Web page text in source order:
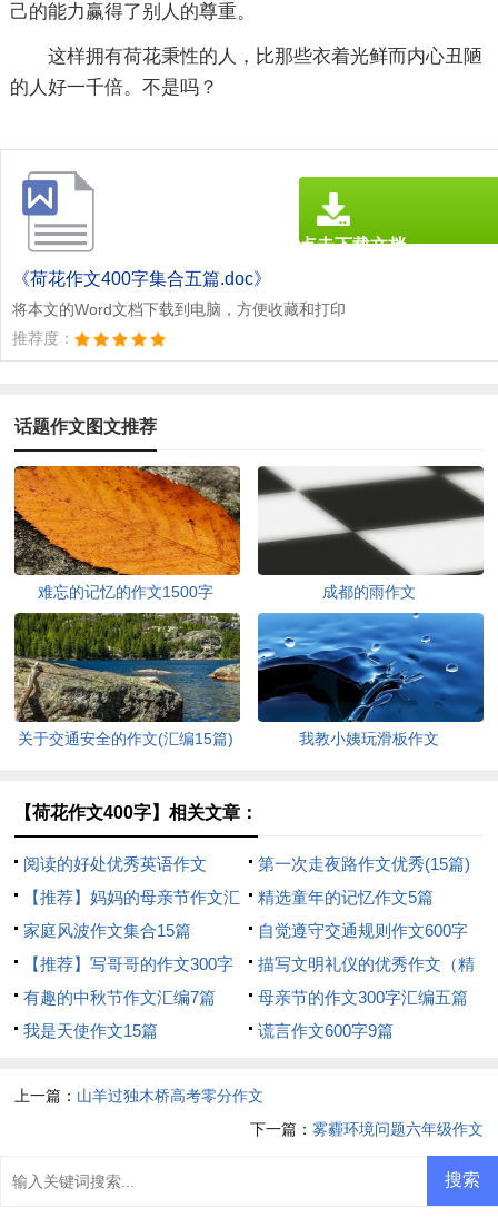
己的能力赢得了别人的尊重。
这样拥有荷花秉性的人，比那些衣着光鲜而内心丑陋
的人好一千倍。不是吗？
《荷花作文400字集合五篇.doc》
将本文的Word文档下载到电脑，方便收藏和打印
推荐度：
点击下载文档
话题作文图文推荐
难忘的记忆的作文1500字 成都的雨作文
关于交通安全的作文(汇编15篇) 我教小姨玩滑板作文
【荷花作文400字】相关文章：
阅读的好处优秀英语作文
第一次走夜路作文优秀(15篇)
【推荐】妈妈的母亲节作文汇
编六篇
精选童年的记忆作文5篇
家庭风波作文集合15篇
自觉遵守交通规则作文600字
【推荐】写哥哥的作文300字
合集5篇
描写文明礼仪的优秀作文（精
选34篇）
有趣的中秋节作文汇编7篇
母亲节的作文300字汇编五篇
我是天使作文15篇
谎言作文600字9篇
上一篇： 山羊过独木桥高考零分作文
下一篇： 雾霾环境问题六年级作文